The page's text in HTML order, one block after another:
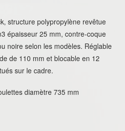
structure polypropylène revêtue
épaisseur 25 mm, contre-coque
noire selon les modèles. Réglable
de 110 mm et blocable en 12
sur le cadre.
diamètre 735 mm